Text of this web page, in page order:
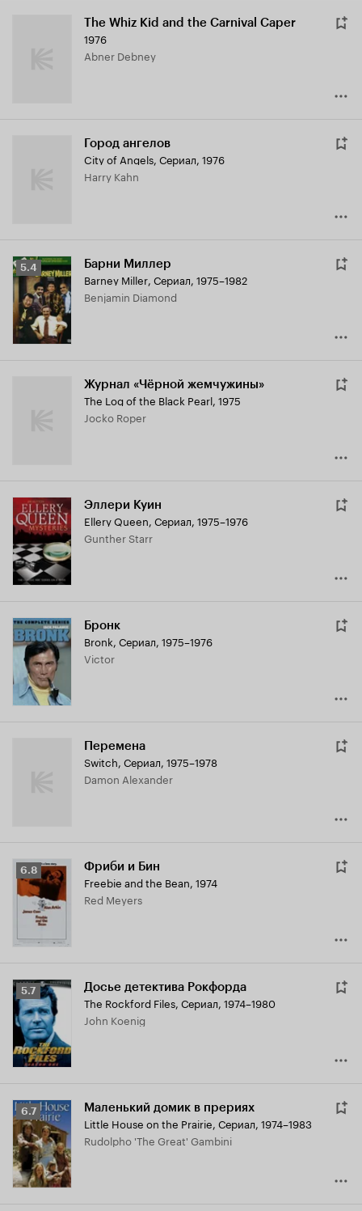
The Whiz Kid and the Carnival Caper
1976
Abner Debney
Город ангелов
City of Angels, Сериал, 1976
Harry Kahn
Рейтинг
Кинопоиска
5.4
5.4 Барни Миллер
Barney Miller, Сериал, 1975–1982
Benjamin Diamond
Журнал «Чёрной жемчужины»
The Log of the Black Pearl, 1975
Jocko Roper
Эллери Куин
Ellery Queen, Сериал, 1975–1976
Gunther Starr
Бронк
Bronk, Сериал, 1975–1976
Victor
Перемена
Switch, Сериал, 1975–1978
Damon Alexander
Рейтинг
Кинопоиска
6.8
6.8 Фриби и Бин
Freebie and the Bean, 1974
Red Meyers
Рейтинг
Кинопоиска
5.7
5.7 Досье детектива Рокфорда
The Rockford Files, Сериал, 1974–1980
John Koenig
Рейтинг
Кинопоиска
6.7
6.7 Маленький домик в прериях
Little House on the Prairie, Сериал, 1974–1983
Rudolpho 'The Great' Gambini